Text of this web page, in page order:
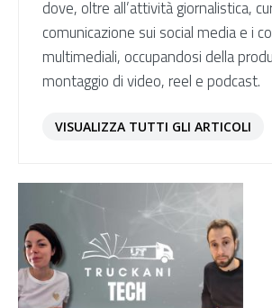
dove, oltre all’attività giornalistica,
comunicazione sui social media e i
multimediali, occupandosi della
montaggio di video, reel e podcast.
VISUALIZZA TUTTI GLI ARTICOLI